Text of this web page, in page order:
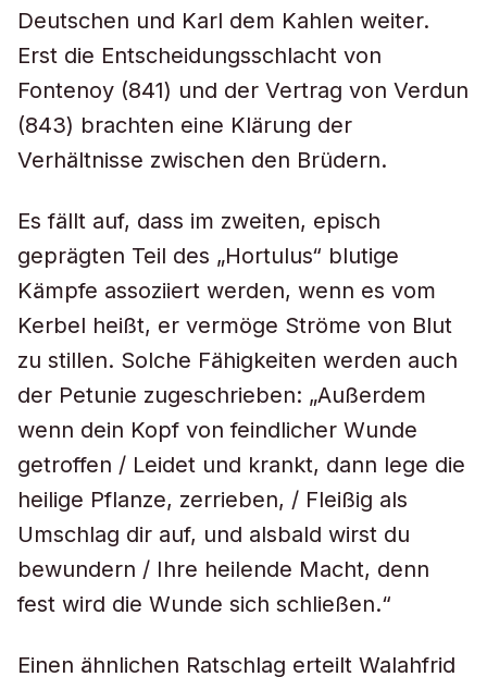
Deutschen und Karl dem Kahlen weiter.
Erst die Entscheidungsschlacht von
Fontenoy (841) und der Vertrag von Verdun
(843) brachten eine Klärung der
Verhältnisse zwischen den Brüdern.
Es fällt auf, dass im zweiten, episch
geprägten Teil des „Hortulus“ blutige
Kämpfe assoziiert werden, wenn es vom
Kerbel heißt, er vermöge Ströme von Blut
zu stillen. Solche Fähigkeiten werden auch
der Petunie zugeschrieben: „Außerdem
wenn dein Kopf von feindlicher Wunde
getroffen / Leidet und krankt, dann lege die
heilige Pflanze, zerrieben, / Fleißig als
Umschlag dir auf, und alsbald wirst du
bewundern / Ihre heilende Macht, denn
fest wird die Wunde sich schließen.“
Einen ähnlichen Ratschlag erteilt Walahfrid